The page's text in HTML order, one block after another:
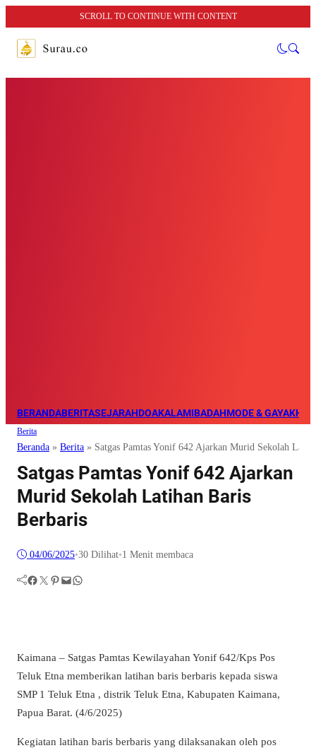
SCROLL TO CONTINUE WITH CONTENT
BERANDABERITASEJARAHDOAKALAMIBADAHMODE & GAYA
Berita
Beranda » Berita » Satgas Pamtas Yonif 642 Ajarkan Murid Sekolah
Satgas Pamtas Yonif 642 Ajarkan
Murid Sekolah Latihan Baris
Berbaris
04/06/2025•30 Dilihat•1 Menit membaca
Facebook Twitter Pinterest Mail WhatsApp
Kaimana – Satgas Pamtas Kewilayahan Yonif 642/Kps Pos
Teluk Etna memberikan latihan baris berbaris kepada siswa
SMP 1 Teluk Etna , distrik Teluk Etna, Kabupaten Kaimana,
Papua Barat. (4/6/2025)
Kegiatan latihan baris berbaris yang dilaksanakan oleh pos